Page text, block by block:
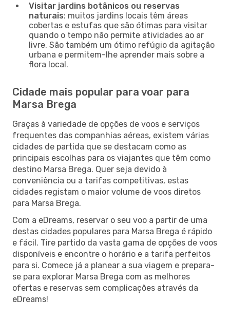
Visitar jardins botânicos ou reservas
naturais: muitos jardins locais têm áreas
cobertas e estufas que são ótimas para visitar
quando o tempo não permite atividades ao ar
livre. São também um ótimo refúgio da agitação
urbana e permitem-lhe aprender mais sobre a
flora local.
Cidade mais popular para voar para
Marsa Brega
Graças à variedade de opções de voos e serviços
frequentes das companhias aéreas, existem várias
cidades de partida que se destacam como as
principais escolhas para os viajantes que têm como
destino Marsa Brega. Quer seja devido à
conveniência ou a tarifas competitivas, estas
cidades registam o maior volume de voos diretos
para Marsa Brega.
Com a eDreams, reservar o seu voo a partir de uma
destas cidades populares para Marsa Brega é rápido
e fácil. Tire partido da vasta gama de opções de voos
disponíveis e encontre o horário e a tarifa perfeitos
para si. Comece já a planear a sua viagem e prepara-
se para explorar Marsa Brega com as melhores
ofertas e reservas sem complicações através da
eDreams!